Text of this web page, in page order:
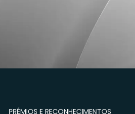
PRÉMIOS E RECONHECIMENTOS